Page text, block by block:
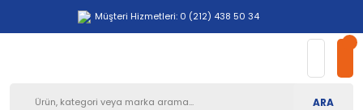
Müşteri Hizmetleri: 0 (212) 438 50 34
ARA